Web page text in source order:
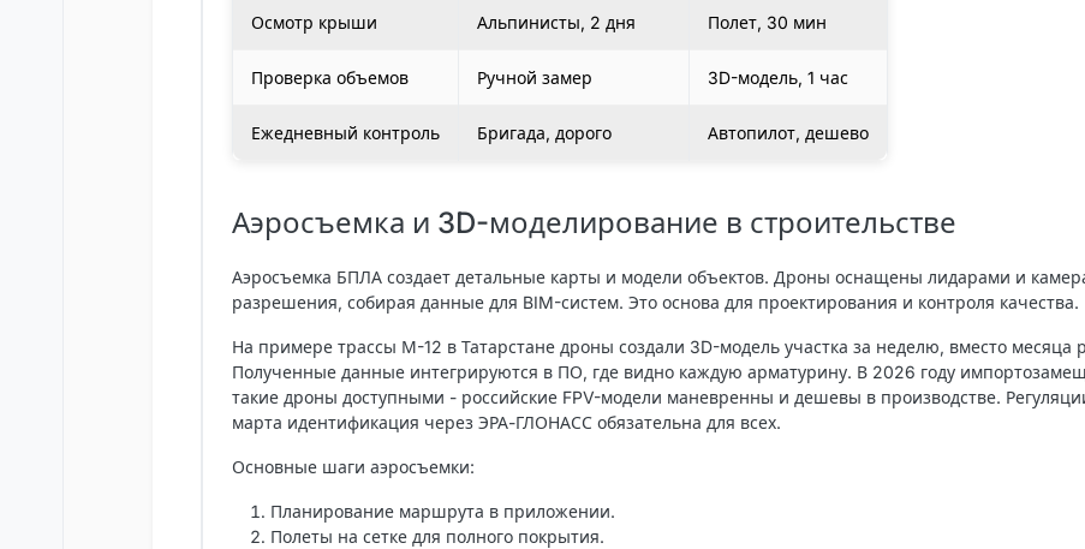
Осмотр крыши Альпинисты, 2 дня Полет, 30 мин
Проверка объемов Ручной замер 3D-модель, 1 час
Ежедневный контроль Бригада, дорого Автопилот, дешево
Аэросъемка и 3D-моделирование в строительстве
Аэросъемка БПЛА создает детальные карты и модели объектов. Дроны оснащены лидарами и
разрешения, собирая данные для BIM-систем. Это основа для проектирования и контроля качества.
На примере трассы М-12 в Татарстане дроны создали 3D-модель участка за неделю, вместо месяца
Полученные данные интегрируются в ПО, где видно каждую арматурину. В 2026 году
такие дроны доступными - российские FPV-модели маневренны и дешевы в производстве.
марта идентификация через ЭРА-ГЛОНАСС обязательна для всех.
Основные шаги аэросъемки:
Планирование маршрута в приложении.
Полеты на сетке для полного покрытия.